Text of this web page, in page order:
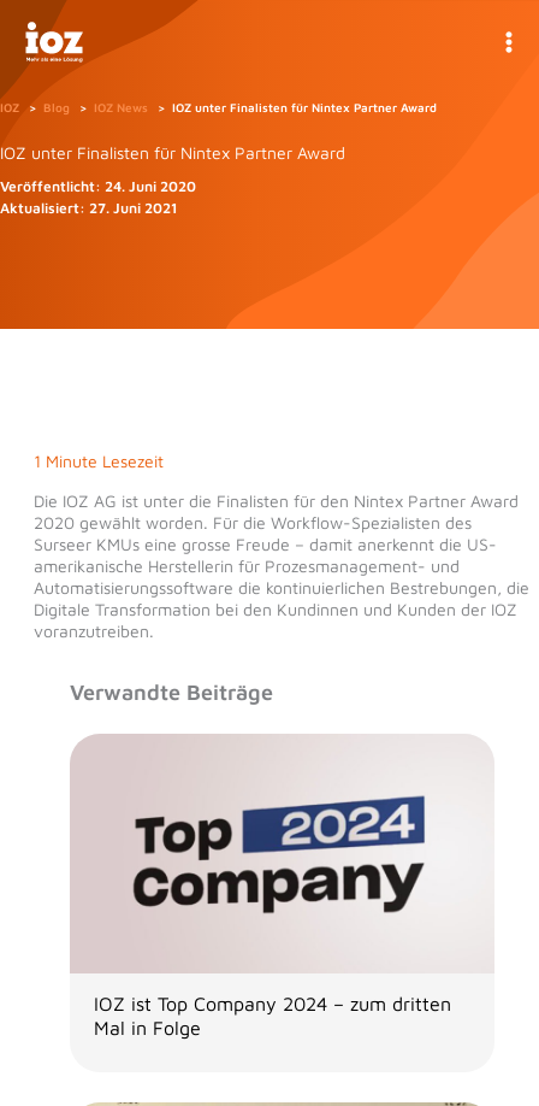
Inhalt
springen
IOZ Blog IOZ News IOZ unter Finalisten für Nintex Partner Award
IOZ unter Finalisten für Nintex Partner Award
Veröffentlicht: 24. Juni 2020
Aktualisiert: 27. Juni 2021
1 Minute Lesezeit
Die IOZ AG ist unter die Finalisten für den Nintex Partner Award
2020 gewählt worden. Für die Workflow-Spezialisten des
Surseer KMUs eine grosse Freude – damit anerkennt die US-
amerikanische Herstellerin für Prozesmanagement- und
Automatisierungssoftware die kontinuierlichen Bestrebungen, die
Digitale Transformation bei den Kundinnen und Kunden der IOZ
voranzutreiben.
Verwandte Beiträge
IOZ ist Top Company 2024 – zum dritten
Mal in Folge